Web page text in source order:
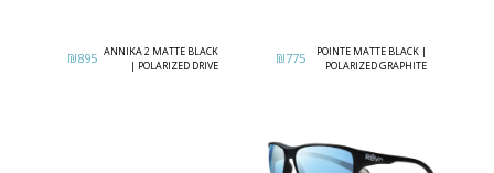
POINTE MATTE BLACK |
POLARIZED GRAPHITE
₪775
ANNIKA 2 MATTE BLACK
| POLARIZED DRIVE
₪895